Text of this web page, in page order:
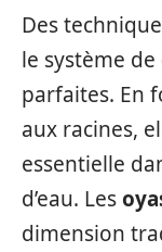
Des
le système de
parfaites. En
aux racines,
essentielle
d’eau. Les
dimension